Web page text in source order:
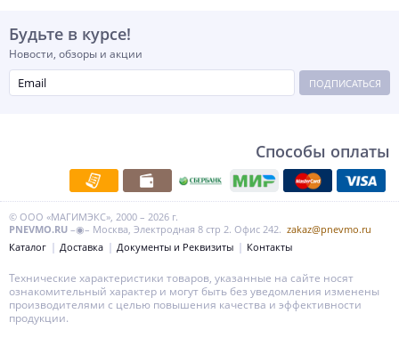
Будьте в курсе!
Новости, обзоры и акции
ПОДПИСАТЬСЯ
Способы оплаты
© ООО «МАГИМЭКС», 2000 – 2026 г.
PNEVMO.RU –◉– Москва, Электродная 8 стр 2. Офис 242. zakaz@pnevmo.ru
Каталог
Доставка Документы и Реквизиты Контакты
Технические характеристики товаров, указанные на сайте носят
ознакомительный характер и могут быть без уведомления изменены
производителями с целью повышения качества и эффективности
продукции.